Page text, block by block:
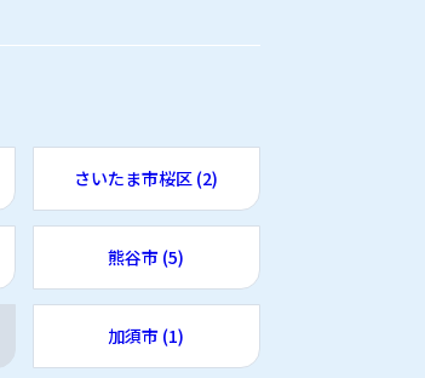
さいたま市桜区 (2)
熊谷市 (5)
加須市 (1)